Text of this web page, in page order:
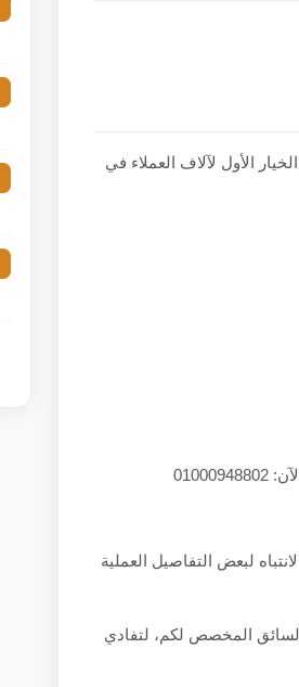
الأول لآلاف العملاء في
لبعض التفاصيل العملية
المخصص لكم، لتفادي